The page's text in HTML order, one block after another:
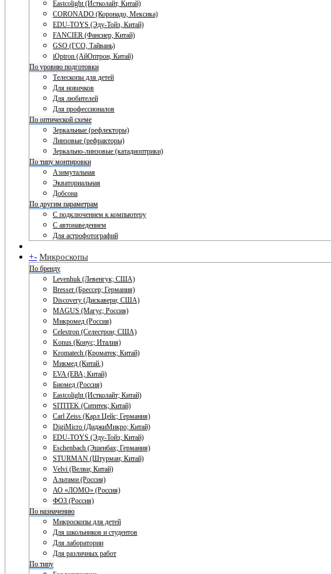
Eastcolight (Истколайт, Китай)
CORONADO (Коронадо, Мексика)
EDU-TOYS (Эду-Тойз, Китай)
FANCIER (Фансиер, Китай)
GSO (ГСО, Тайвань)
iOptron (АйОптрон, Китай)
По уровню подготовки
Телескопы для детей
Для новичков
Для любителей
Для профессионалов
По оптической схеме
Зеркальные (рефлекторы)
Линзовые (рефракторы)
Зеркально-линзовые (катадиоптрики)
По типу монтировки
Азимутальная
Экваториальная
Добсона
По другим параметрам
С подключением к компьютеру
С автонаведением
Для астрофотографий
+- Микроскопы
По бренду
Levenhuk (Левенгук; США)
Bresser (Брессер; Германия)
Discovery (Дискавери; США)
MAGUS (Магус; Россия)
Микромед (Россия)
Celestron (Селестрон; США)
Konus (Конус; Италия)
Kromatech (Кроматек; Китай)
Микмед (Китай.)
EVA (ЕВА; Китай)
Биомед (Россия)
Eastcolight (Истколайт; Китай)
SITITEK (Сититек; Китай)
Carl Zeiss (Карл Цейс; Германия)
DigiMicro (ДиджиМикро; Китай)
EDU-TOYS (Эду-Тойз; Китай)
Eschenbach (Эшенбах; Германия)
STURMAN (Штурман; Китай)
Velvi (Велви; Китай)
Альтами (Россия)
АО «ЛОМО» (Россия)
ФОЗ (Россия)
По назначению
Микроскопы для детей
Для школьников и студентов
Для лаборатории
Для различных работ
По типу